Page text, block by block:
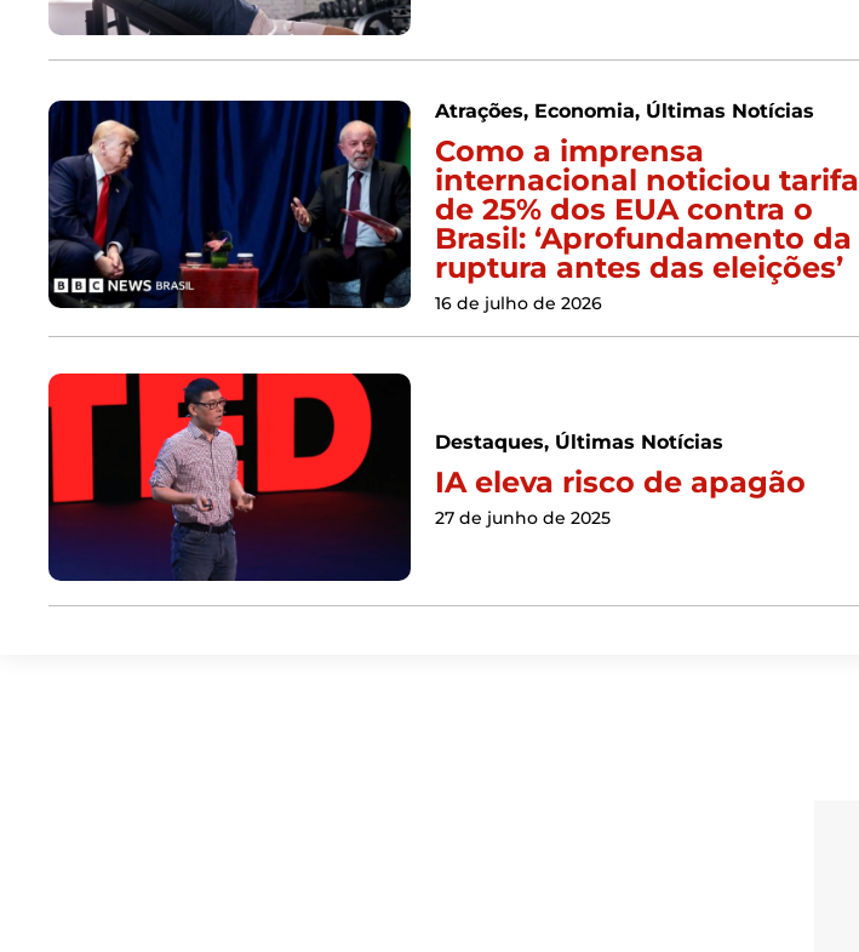
Atrações, Economia, Últimas Notícias
Como a imprensa
internacional noticiou tarifa
de 25% dos EUA contra o
Brasil: ‘Aprofundamento da
ruptura antes das eleições’
16 de julho de 2026
Destaques, Últimas Notícias
IA eleva risco de apagão
27 de junho de 2025